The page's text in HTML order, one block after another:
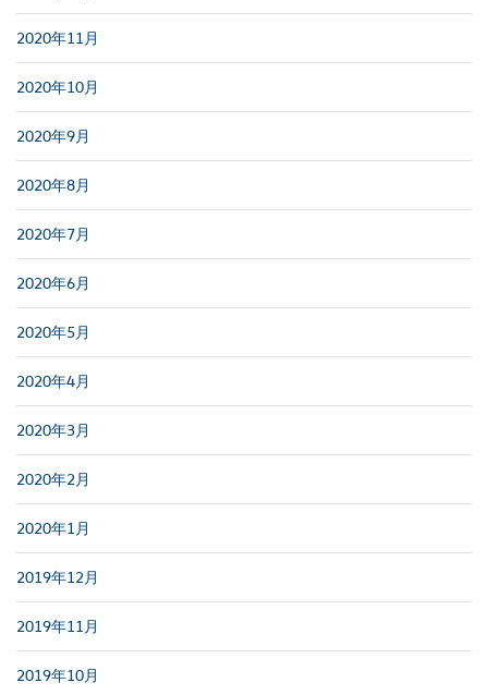
2020年11月
2020年10月
2020年9月
2020年8月
2020年7月
2020年6月
2020年5月
2020年4月
2020年3月
2020年2月
2020年1月
2019年12月
2019年11月
2019年10月